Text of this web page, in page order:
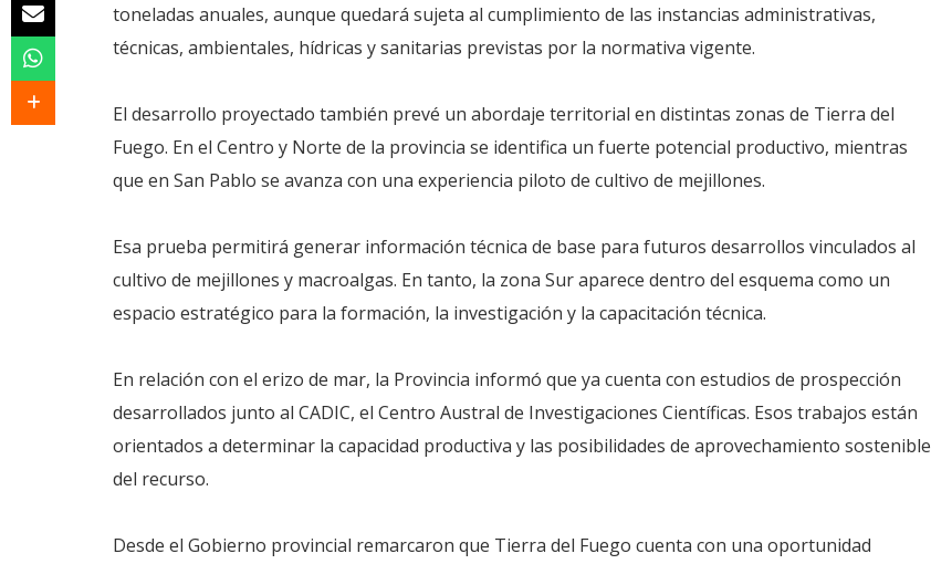
toneladas anuales, aunque quedará sujeta al cumplimiento de las instancias administrativas,
técnicas, ambientales, hídricas y sanitarias previstas por la normativa vigente.
El desarrollo proyectado también prevé un abordaje territorial en distintas zonas de Tierra del
Fuego. En el Centro y Norte de la provincia se identifica un fuerte potencial productivo, mientras
que en San Pablo se avanza con una experiencia piloto de cultivo de mejillones.
Esa prueba permitirá generar información técnica de base para futuros desarrollos vinculados al
cultivo de mejillones y macroalgas. En tanto, la zona Sur aparece dentro del esquema como un
espacio estratégico para la formación, la investigación y la capacitación técnica.
En relación con el erizo de mar, la Provincia informó que ya cuenta con estudios de prospección
desarrollados junto al CADIC, el Centro Austral de Investigaciones Científicas. Esos trabajos están
orientados a determinar la capacidad productiva y las posibilidades de aprovechamiento sostenible
del recurso.
Desde el Gobierno provincial remarcaron que Tierra del Fuego cuenta con una oportunidad